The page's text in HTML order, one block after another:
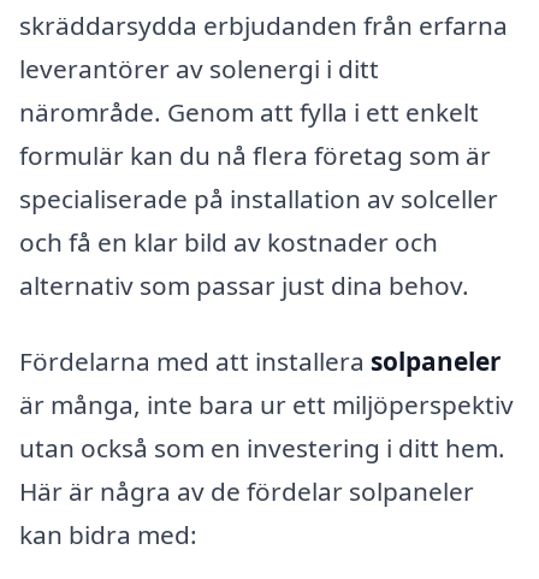
skräddarsydda erbjudanden från erfarna
leverantörer av solenergi i ditt
närområde. Genom att fylla i ett enkelt
formulär kan du nå flera företag som är
specialiserade på installation av solceller
och få en klar bild av kostnader och
alternativ som passar just dina behov.
Fördelarna med att installera solpaneler
är många, inte bara ur ett miljöperspektiv
utan också som en investering i ditt hem.
Här är några av de fördelar solpaneler
kan bidra med: